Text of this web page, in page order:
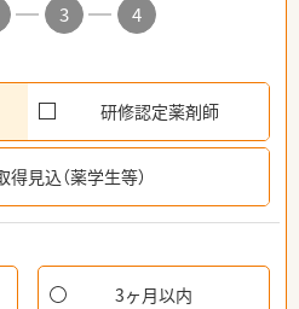
3
4
研修認定薬剤師
見込（薬学生等）
3ヶ月以内